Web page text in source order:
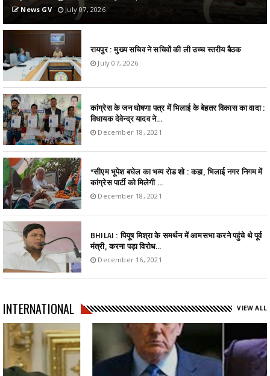
News GV July 07, 2026
रायपुर : मुख्य सचिव ने सचिवों की ली उच्च स्तरीय बैठक
July 07, 2026
कांग्रेस के जन घोषणा पत्र में भिलाई के बेहतर विकास का वादा :
विधायक देवेन्द्र यादव ने...
December 18, 2021
*सीएम भूपेश बघेल का भव्य रोड शो : कहा, भिलाई नगर निगम में
कांग्रेस पार्टी को मिलेगी ...
December 18, 2021
BHILAI : पियूष मिश्रा के समर्थन में आमसभा करने पहुंचे थे पूर्व
मंत्री, करना पड़ा विरोध...
December 16, 2021
INTERNATIONAL VIEW ALL